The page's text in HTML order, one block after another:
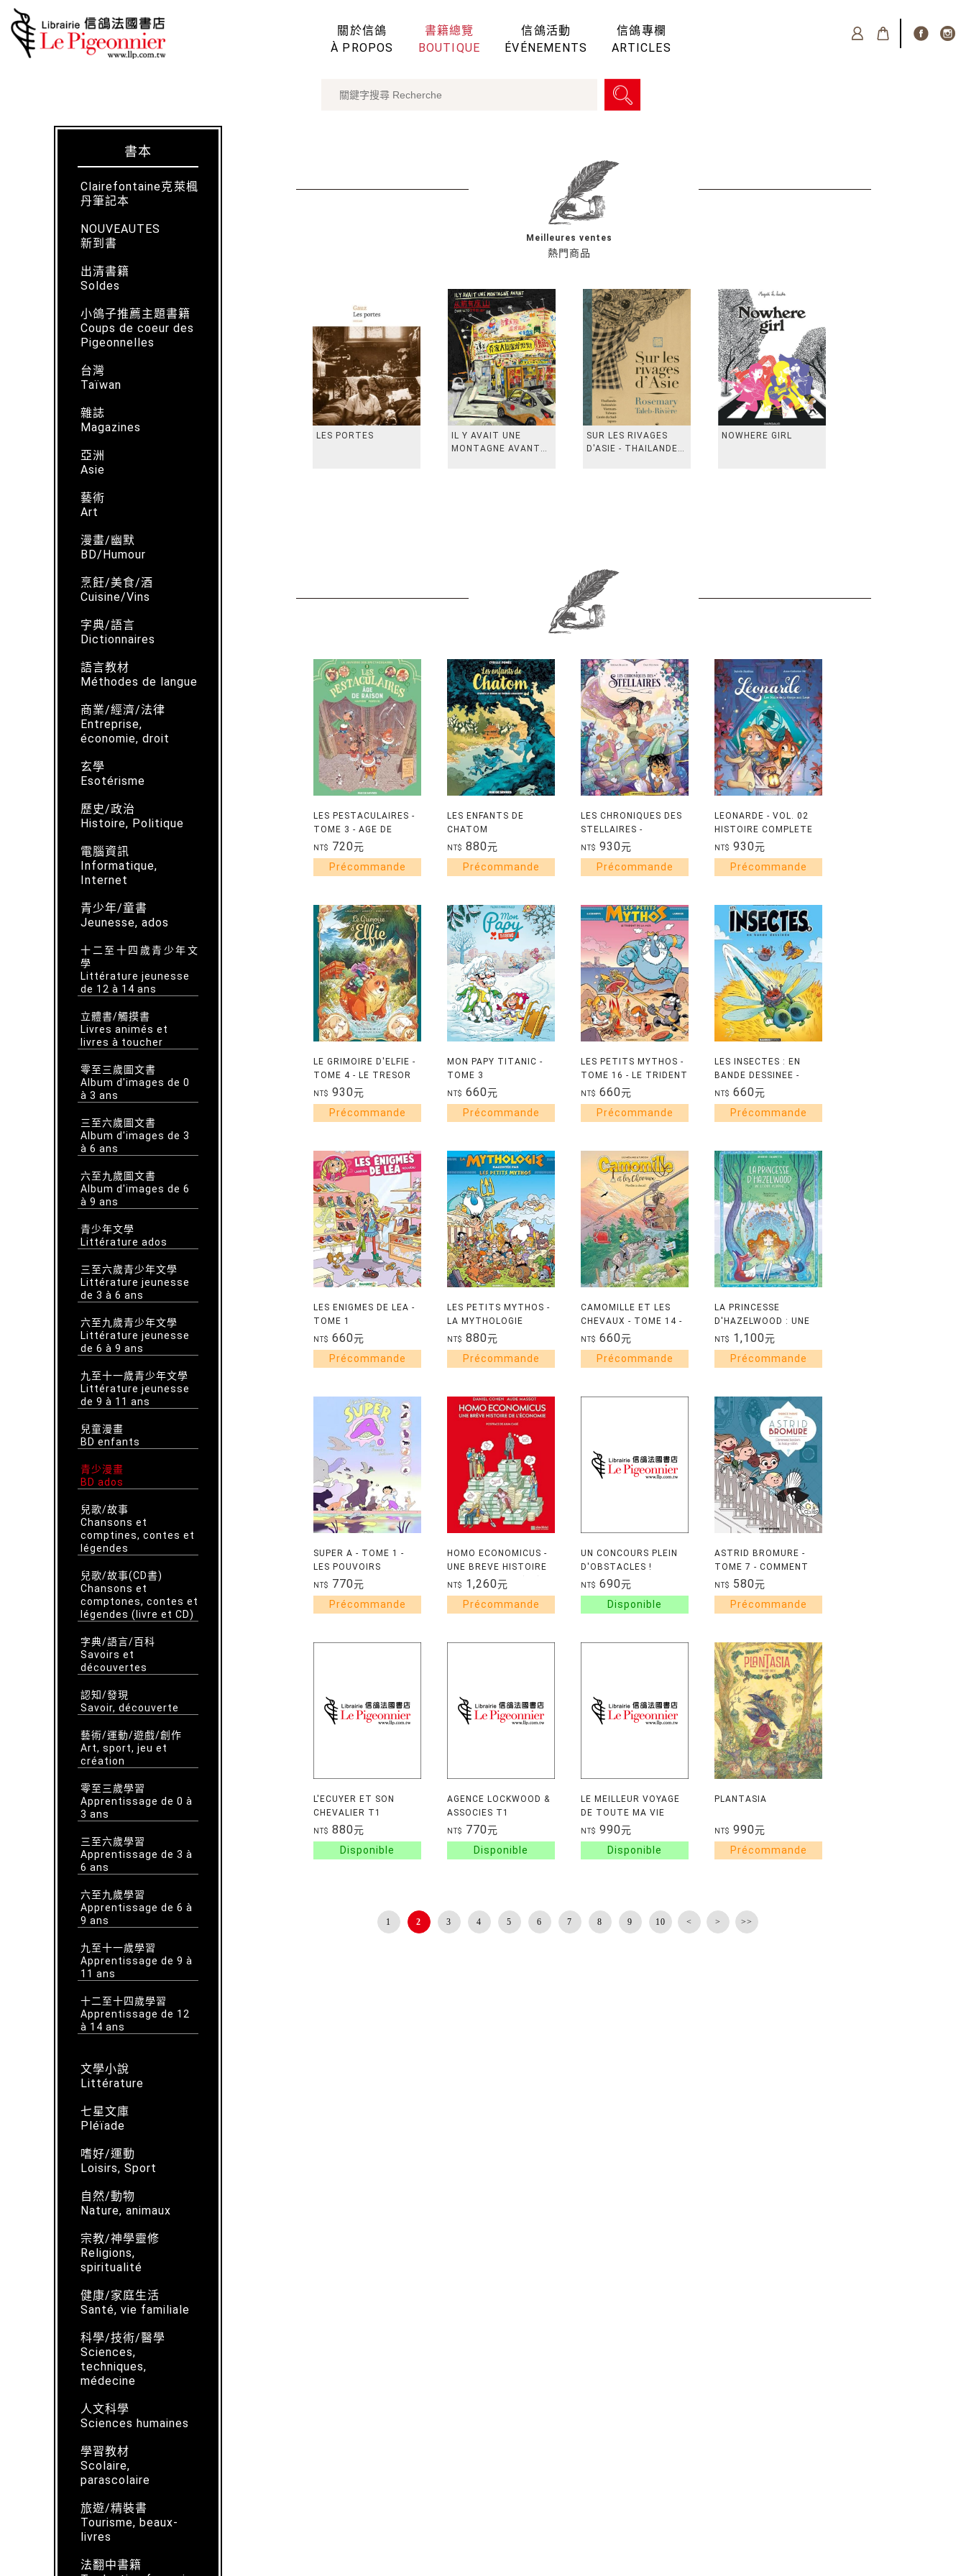
關於信鴿
À PROPOS
書籍總覽
BOUTIQUE
信鴿活動
ÉVÉNEMENTS
信鴿專欄
ARTICLES
書本
Clairefontaine克萊楓
丹筆記本
NOUVEAUTES
新到書
出清書籍
Soldes
小鴿子推薦主題書籍
Coups de coeur des
Pigeonnelles
台灣
Taïwan
雜誌
Magazines
亞洲
Asie
藝術
Art
漫畫/幽默
BD/Humour
烹飪/美食/酒
Cuisine/Vins
字典/語言
Dictionnaires
語言教材
Méthodes de langue
商業/經濟/法律
Entreprise,
économie, droit
玄學
Esotérisme
歷史/政治
Histoire, Politique
電腦資訊
Informatique,
Internet
青少年/童書
Jeunesse, ados
十二至十四歲青少年文
學
Littérature jeunesse
de 12 à 14 ans
立體書/觸摸書
Livres animés et
livres à toucher
零至三歲圖文書
Album d'images de 0
à 3 ans
三至六歲圖文書
Album d'images de 3
à 6 ans
六至九歲圖文書
Album d'images de 6
à 9 ans
青少年文學
Littérature ados
三至六歲青少年文學
Littérature jeunesse
de 3 à 6 ans
六至九歲青少年文學
Littérature jeunesse
de 6 à 9 ans
九至十一歲青少年文學
Littérature jeunesse
de 9 à 11 ans
兒童漫畫
BD enfants
青少漫畫
BD ados
兒歌/故事
Chansons et
comptines, contes et
légendes
兒歌/故事(CD書)
Chansons et
comptones, contes et
légendes (livre et CD)
字典/語言/百科
Savoirs et
découvertes
認知/發現
Savoir, découverte
藝術/運動/遊戲/創作
Art, sport, jeu et
création
零至三歲學習
Apprentissage de 0 à
3 ans
三至六歲學習
Apprentissage de 3 à
6 ans
六至九歲學習
Apprentissage de 6 à
9 ans
九至十一歲學習
Apprentissage de 9 à
11 ans
十二至十四歲學習
Apprentissage de 12
à 14 ans
文學小說
Littérature
七星文庫
Pléïade
嗜好/運動
Loisirs, Sport
自然/動物
Nature, animaux
宗教/神學靈修
Religions,
spiritualité
健康/家庭生活
Santé, vie familiale
科學/技術/醫學
Sciences,
techniques,
médecine
人文科學
Sciences humaines
學習教材
Scolaire,
parascolaire
旅遊/精裝書
Tourisme, beaux-
livres
法翻中書籍
熱門商品
Meilleures ventes
LES PORTES
IL Y AVAIT UNE
MONTAGNE AVANT
SUR LES RIVAGES
D'ASIE - THAILANDE,
NOWHERE GIRL
LES PESTACULAIRES -
TOME 3 - AGE DE
RAISON
NT$ 720元
LES ENFANTS DE
CHATOM
NT$ 880元
LES CHRONIQUES DES
STELLAIRES -
HISTOIRE COMPLETE
NT$ 930元
LEONARDE - VOL. 02
HISTOIRE COMPLETE
NT$ 930元
LE GRIMOIRE D'ELFIE -
TOME 4 - LE TRESOR
DE LA
TRICOMANCIENNE
NT$ 930元
MON PAPY TITANIC -
TOME 3
NT$ 660元
LES PETITS MYTHOS -
TOME 16 - LE TRIDENT
DE LA MER
NT$ 660元
LES INSECTES : EN
BANDE DESSINEE -
TOME 8
NT$ 660元
LES ENIGMES DE LEA -
TOME 1
NT$ 660元
LES PETITS MYTHOS -
LA MYTHOLOGIE
RACONTEE PAR LES
PETITS MYTHOS
GUIDE - INTEGRALE
NT$ 880元
CAMOMILLE ET LES
CHEVAUX - TOME 14 -
MONTEE A CHEVAL
NT$ 660元
LA PRINCESSE
D'HAZELWOOD : UNE
LEGENDE IRLANDAISE
NT$ 1,100元
SUPER A - TOME 1 -
LES POUVOIRS
ANIMAUX
NT$ 770元
HOMO ECONOMICUS -
UNE BREVE HISTOIRE
DE L'ECONOMIE (BD)
NT$ 1,260元
UN CONCOURS PLEIN
D'OBSTACLES !
NT$ 690元
ASTRID BROMURE -
TOME 7 - COMMENT
LESSIVER LA BABY-
SITTER
NT$ 580元
L'ECUYER ET SON
CHEVALIER T1
NT$ 880元
AGENCE LOCKWOOD &
ASSOCIES T1
NT$ 770元
LE MEILLEUR VOYAGE
DE TOUTE MA VIE
NT$ 990元
PLANTASIA
NT$ 990元
1 2 3 4 5 6 7 8 9 10 < > >>